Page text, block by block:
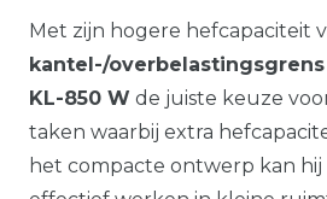
Met zijn hogere hefcapaciteit
kantel-/overbelastingsgrens
KL-850 W de juiste keuze
taken waarbij extra
het compacte ontwerp kan hij